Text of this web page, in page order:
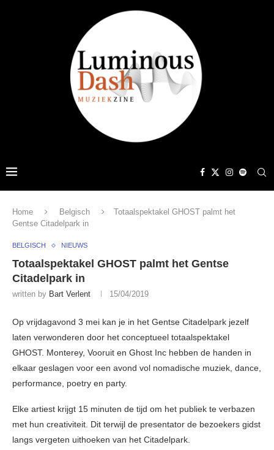
Home Belgisch
Totaalspektakel GHOST palmt het
Gentse Citadelpark in
BELGISCH NIEUWS
Totaalspektakel GHOST palmt het Gentse
Citadelpark in
written by Bart Verlent 15/04/2019
Op vrijdagavond 3 mei kan je in het Gentse Citadelpark jezelf
laten verwonderen door het conceptueel totaalspektakel
GHOST. Monterey, Vooruit en Ghost Inc hebben de handen in
elkaar geslagen voor een avond vol nomadische muziek, dance,
performance, poetry en party.
Elke artiest krijgt 15 minuten de tijd om het publiek te verbazen
met hun creativiteit. Dit terwijl de presentator de bezoekers gidst
langs vergeten uithoeken van het Citadelpark.